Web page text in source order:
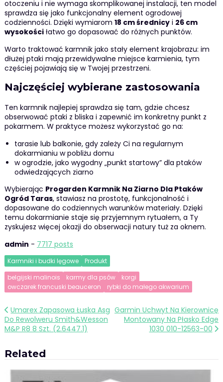
otoczeniu i nie wymaga skomplikowanej instalacji, ten model
sprawdza się jako funkcjonalny element ogrodowej
codzienności. Dzięki wymiarom 18 cm średnicyi 26 cm
wysokościłatwo go dopasować do różnych punktów.
Warto traktować karmnik jako stały element krajobrazu: im
dłużej ptaki mają przewidywalne miejsce karmienia, tym
częściej pojawiają się w Twojej przestrzeni.
Najczęściej wybierane zastosowania
Ten karmnik najlepiej sprawdza się tam, gdzie chcesz
obserwować ptaki z bliska i zapewnić im konkretny punkt z
pokarmem. W praktyce możesz wykorzystać go na:
tarasie lub balkonie, gdy zależy Ci na regularnym
dokarmianiu w pobliżu domu
w ogrodzie, jako wygodny „punkt startowy” dla ptaków
odwiedzających ziarno
Wybierając Progarden Karmnik Na Ziarno Dla Ptaków
Ogród Taras, stawiasz na prostotę, funkcjonalność i
dopasowane do codziennych warunków materiały. Dzięki
temu dokarmianie staje się przyjemnym rytuałem, a Ty
zyskujesz więcej okazji do obserwacji natury tuż za oknem.
admin - 7717 posts
Karmniki i budki lęgowe
Produkt
belgijski malinois
karmy dla psów
korgi
owczarek francuski beauceron
rybki do małego akwarium
Nawigacja
wpisu
Umarex Zapasowa Łuska Asg
Do Rewolweru Smith&Wesson
M&P R8 8 Szt. (2.6447.1)
Garmin Uchwyt Na Kierownicę
Montowany Na Płasko Edge
1030 010-12563-00
Related